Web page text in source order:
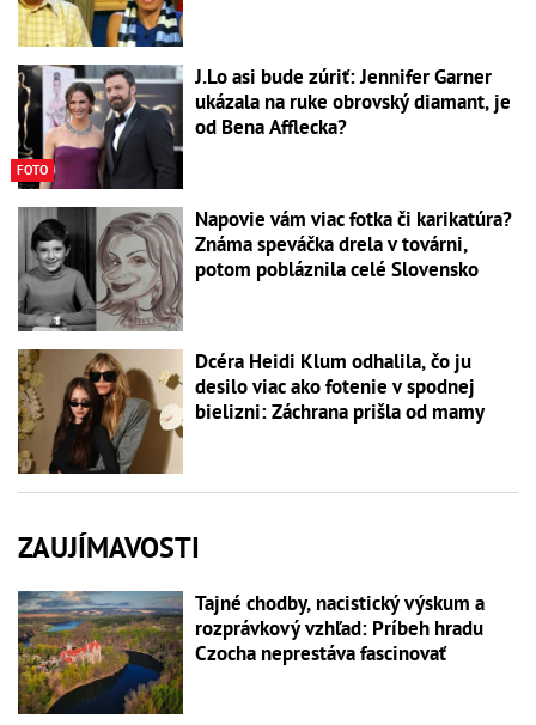
FOTO
J.Lo asi bude zúriť: Jennifer Garner
ukázala na ruke obrovský diamant, je
od Bena Afflecka?
Napovie vám viac fotka či karikatúra?
Známa speváčka drela v továrni,
potom pobláznila celé Slovensko
Dcéra Heidi Klum odhalila, čo ju
desilo viac ako fotenie v spodnej
bielizni: Záchrana prišla od mamy
ZAUJÍMAVOSTI
Tajné chodby, nacistický výskum a
rozprávkový vzhľad: Príbeh hradu
Czocha neprestáva fascinovať